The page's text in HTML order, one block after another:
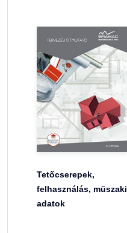
Tetőcserepek,
felhasználás, müszaki
adatok